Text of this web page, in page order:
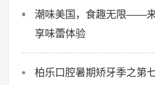
潮味美国，食趣无限——
享味蕾体验
柏乐口腔暑期矫牙季之第